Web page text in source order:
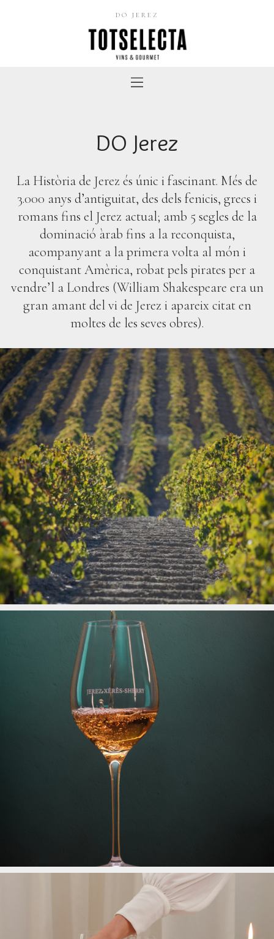
DO JEREZ
DO Jerez
La Història de Jerez és únic i fascinant. Més de
3.000 anys d’antiguitat, des dels fenicis, grecs i
romans fins el Jerez actual; amb 5 segles de la
dominació àrab fins a la reconquista,
acompanyant a la primera volta al món i
conquistant Amèrica, robat pels pirates per a
vendre’l a Londres (William Shakespeare era un
gran amant del vi de Jerez i apareix citat en
moltes de les seves obres).